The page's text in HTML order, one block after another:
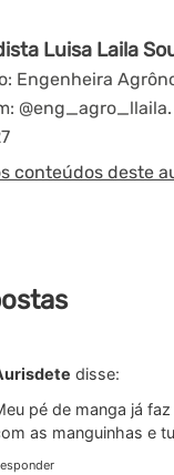
Luisa Laila
Engenheira
conteúdos deste
disse:
pé de manga já
as manguinhas e